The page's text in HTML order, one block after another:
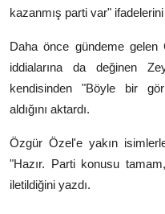
kazanmış parti var" ifadelerini
Daha önce gündeme gelen
iddialarına da değinen
kendisinden "Böyle bir
aldığını aktardı.
Özgür Özel'e yakın
"Hazır. Parti konusu
iletildiğini yazdı.